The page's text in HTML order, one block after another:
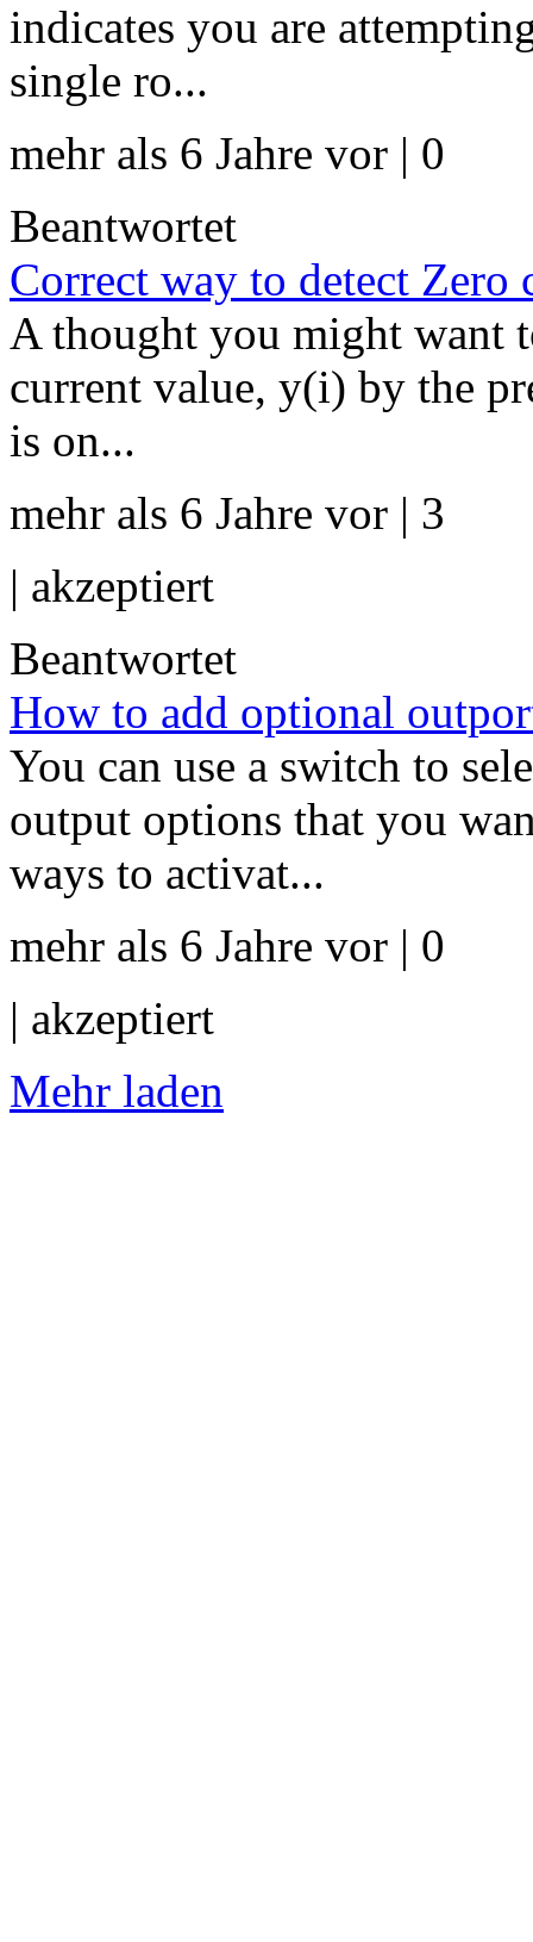
indicates you are
single ro...
mehr als 6 Jahre vor | 0
Beantwortet
Correct way to detect Zero
A thought you might want
current value, y(i) by the
is on...
mehr als 6 Jahre vor | 3
| akzeptiert
Beantwortet
How to add optional
You can use a switch to
output options that you
ways to activat...
mehr als 6 Jahre vor | 0
| akzeptiert
Mehr laden